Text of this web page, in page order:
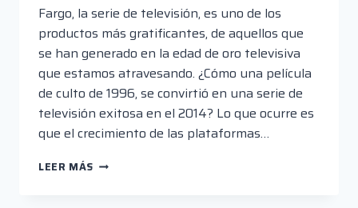
Fargo, la serie de televisión, es uno de los
productos más gratificantes, de aquellos que
se han generado en la edad de oro televisiva
que estamos atravesando. ¿Cómo una película
de culto de 1996, se convirtió en una serie de
televisión exitosa en el 2014? Lo que ocurre es
que el crecimiento de las plataformas…
LEER MÁS FARGO